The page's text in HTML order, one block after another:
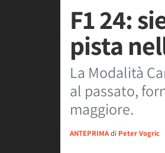
F1 24:
pista
La Modalità
al passato,
maggiore.
ANTEPRIMAdi Peter Vogric